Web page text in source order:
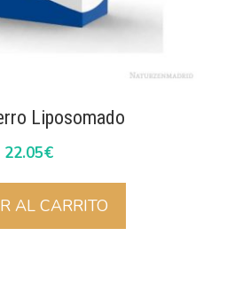
Liposomado
22.05€
AL CARRITO